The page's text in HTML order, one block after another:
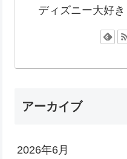
ディズニー大好き
アーカイブ
2026年6月